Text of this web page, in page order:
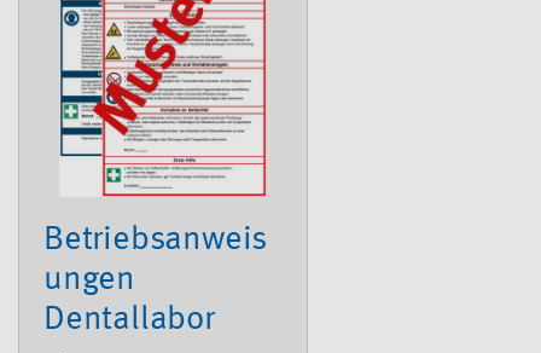
Betriebsanweis
ungen
Dentallabor